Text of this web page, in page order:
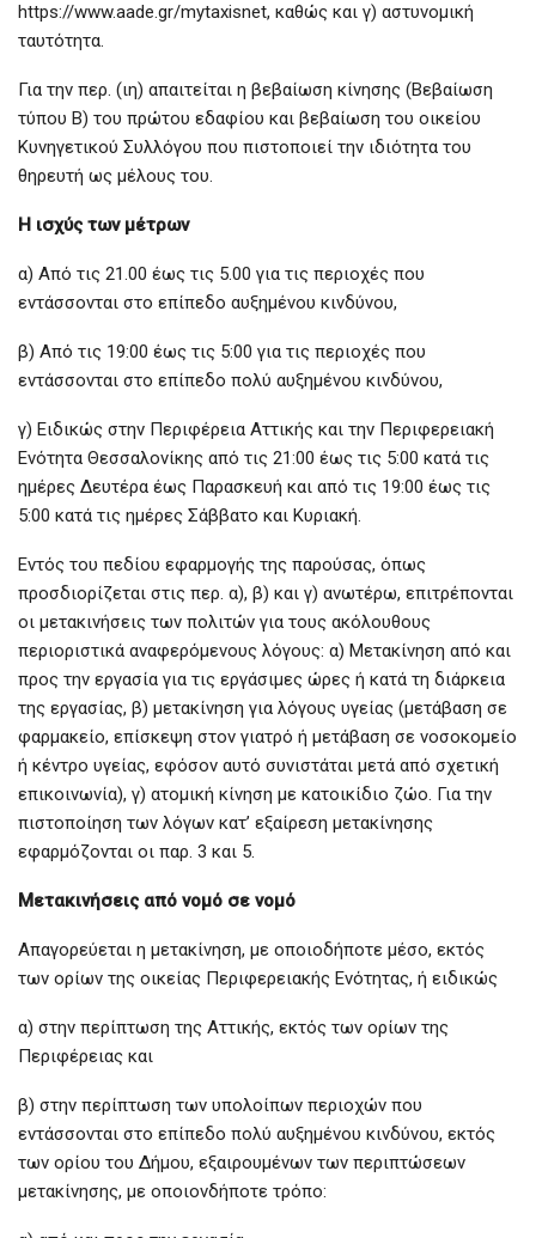
https://www.aade.gr/mytaxisnet, καθώς και γ) αστυνομική
ταυτότητα.
Για την περ. (ιη) απαιτείται η βεβαίωση κίνησης (Βεβαίωση
τύπου Β) του πρώτου εδαφίου και βεβαίωση του οικείου
Κυνηγετικού Συλλόγου που πιστοποιεί την ιδιότητα του
θηρευτή ως μέλους του.
Η ισχύς των μέτρων
α) Από τις 21.00 έως τις 5.00 για τις περιοχές που
εντάσσονται στο επίπεδο αυξημένου κινδύνου,
β) Από τις 19:00 έως τις 5:00 για τις περιοχές που
εντάσσονται στο επίπεδο πολύ αυξημένου κινδύνου,
γ) Ειδικώς στην Περιφέρεια Αττικής και την Περιφερειακή
Ενότητα Θεσσαλονίκης από τις 21:00 έως τις 5:00 κατά τις
ημέρες Δευτέρα έως Παρασκευή και από τις 19:00 έως τις
5:00 κατά τις ημέρες Σάββατο και Κυριακή.
Εντός του πεδίου εφαρμογής της παρούσας, όπως
προσδιορίζεται στις περ. α), β) και γ) ανωτέρω, επιτρέπονται
οι μετακινήσεις των πολιτών για τους ακόλουθους
περιοριστικά αναφερόμενους λόγους: α) Μετακίνηση από και
προς την εργασία για τις εργάσιμες ώρες ή κατά τη διάρκεια
της εργασίας, β) μετακίνηση για λόγους υγείας (μετάβαση σε
φαρμακείο, επίσκεψη στον γιατρό ή μετάβαση σε νοσοκομείο
ή κέντρο υγείας, εφόσον αυτό συνιστάται μετά από σχετική
επικοινωνία), γ) ατομική κίνηση με κατοικίδιο ζώο. Για την
πιστοποίηση των λόγων κατ’ εξαίρεση μετακίνησης
εφαρμόζονται οι παρ. 3 και 5.
Μετακινήσεις από νομό σε νομό
Απαγορεύεται η μετακίνηση, με οποιοδήποτε μέσο, εκτός
των ορίων της οικείας Περιφερειακής Ενότητας, ή ειδικώς
α) στην περίπτωση της Αττικής, εκτός των ορίων της
Περιφέρειας και
β) στην περίπτωση των υπολοίπων περιοχών που
εντάσσονται στο επίπεδο πολύ αυξημένου κινδύνου, εκτός
των ορίου του Δήμου, εξαιρουμένων των περιπτώσεων
μετακίνησης, με οποιονδήποτε τρόπο: